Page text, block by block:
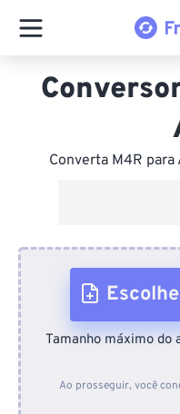
Converta M4R
Do
Tamanho máximo do
Ao prosseguir, você